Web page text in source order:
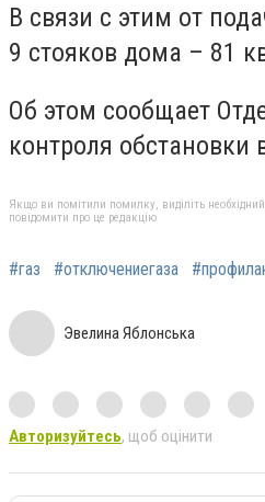
В связи с этим от
9 стояков дома – 81
Об этом сообщает
контроля обстановки
Якщо ви помітили помилку, виділіть
повідомити про це редакцію
#газ #отключениегаза
Эвелина Яблонська
Авторизуйтесь, щоб оцінити